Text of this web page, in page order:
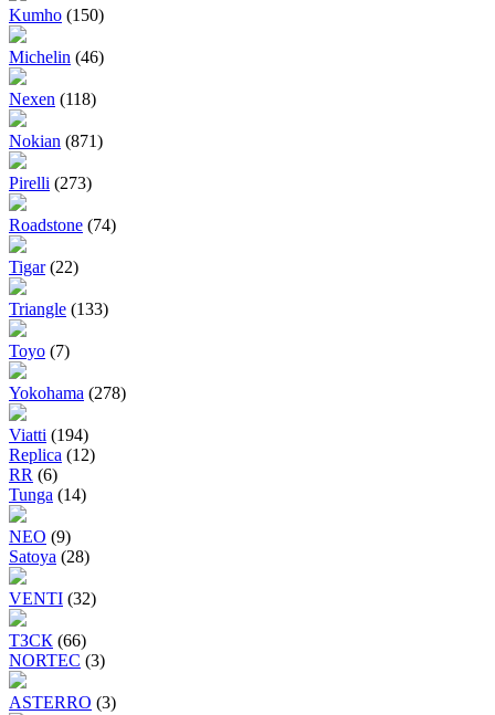
Kumho (150)
Michelin (46)
Nexen (118)
Nokian (871)
Pirelli (273)
Roadstone (74)
Tigar (22)
Triangle (133)
Toyo (7)
Yokohama (278)
Viatti (194)
Replica (12)
RR (6)
Tunga (14)
NEO (9)
Satoya (28)
VENTI (32)
ТЗСК (66)
NORTEC (3)
ASTERRO (3)